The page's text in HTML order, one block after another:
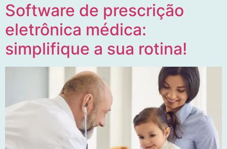
Software de prescrição
eletrônica médica:
simplifique a sua rotina!